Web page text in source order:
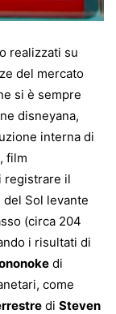
realizzati su
del mercato
si è sempre
disneyana,
interna di
, film
registrare il
Sol levante
(circa 204
i risultati di
di
come
di Steven